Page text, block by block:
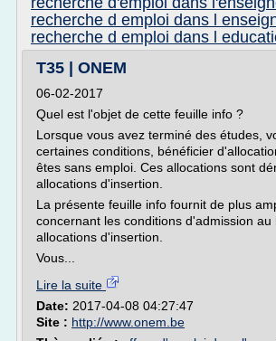
recherche d emploi dans l
recherche d emploi dans l
T35 | ONEM
06-02-2017
Quel est l'objet de cette feuille info ?
Lorsque vous avez terminé des études,
certaines conditions, bénéficier
êtes sans emploi. Ces allocations sont
allocations d'insertion.
La présente feuille info fournit de plus
concernant les conditions d'admission au
allocations d'insertion.
Vous...
Lire la suite
Date: 2017-04-08 04:27:47
Site : http://www.onem.be